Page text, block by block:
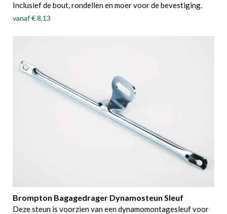
Inclusief de bout, rondellen en moer voor de bevestiging.
vanaf€ 8,13
Brompton Bagagedrager Dynamosteun Sleuf
Deze steun is voorzien van een dynamomontagesleuf voor